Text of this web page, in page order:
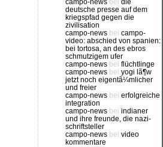
campo-news bei die
deutsche presse auf dem
kriegspfad gegen die
zivilisation
campo-news bei campo-
video: abschied von spanien:
bei tortosa, an des ebros
schmutzigem ufer
campo-news bei flüchtlinge
campo-news bei yogi lã¶w
jetzt noch eigentã¼mlicher
und freier
campo-news bei erfolgreiche
integration
campo-news bei indianer
und ihre freunde, die nazi-
schriftsteller
campo-news bei video
kommentare